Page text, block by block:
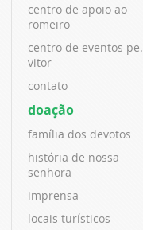
centro de apoio ao
romeiro
centro de eventos pe.
vitor
contato
doação
família dos devotos
história de nossa
senhora
imprensa
locais turísticos